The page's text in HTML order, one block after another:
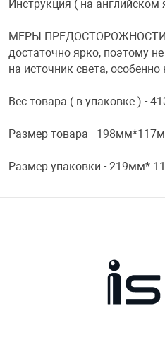
Инструкция ( на английском
МЕРЫ ПРЕДОСТОРОЖНОСТИ.
достаточно ярко, поэтому
на источник света, особенно
Вес товара ( в упаковке ) -
Размер товара -
Размер упаковки - 219мм*